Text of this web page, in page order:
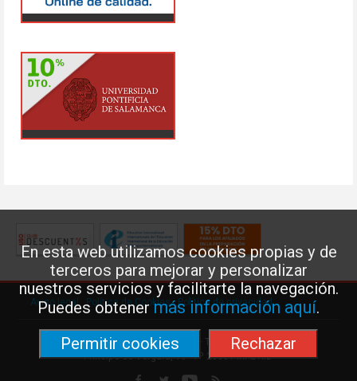
En esta web utilizamos cookies propias y de
terceros para mejorar y personalizar
nuestros servicios y facilitarte la navegación.
Puedes obtenermás información aquí.
Permitir cookies
Rechazar
Aviso legal·Política de Cookies·Política de privacidad
Federación de Enseñanza de USO · Teléfono: 91 577 41 13 ·
Príncipe de Vergara, 13 · 7º 28001 MADRID